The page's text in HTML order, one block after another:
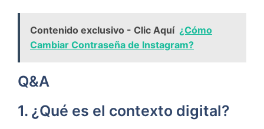
Contenido exclusivo - Clic Aquí ¿Cómo
Cambiar Contraseña de Instagram?
Q&A
1. ¿Qué es el contexto digital?